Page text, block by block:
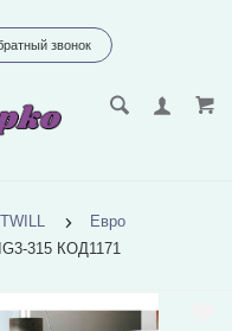
звонок
TWILL
Евро
315 КОД1171